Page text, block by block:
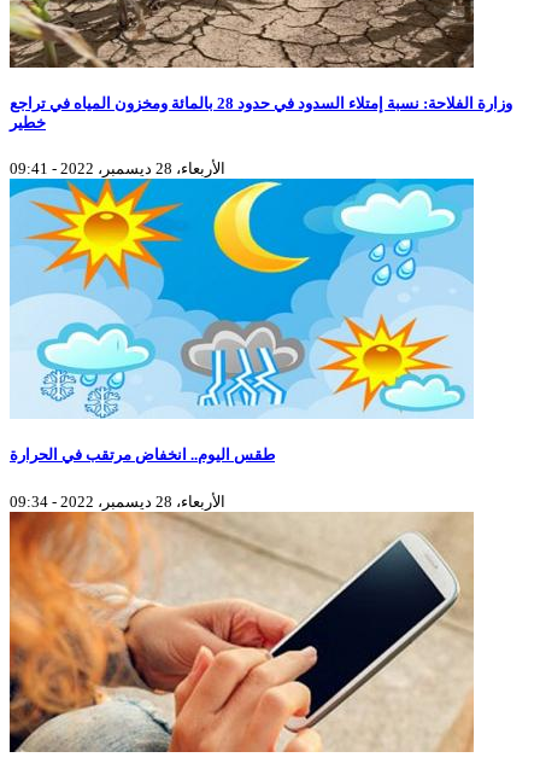
وزارة الفلاحة: نسبة إمتلاء السدود في حدود 28 بالمائة ومخزون المياه في تراجع
خطير
الأربعاء، 28 ديسمبر، 2022 - 09:41
طقس اليوم.. انخفاض مرتقب في الحرارة
الأربعاء، 28 ديسمبر، 2022 - 09:34